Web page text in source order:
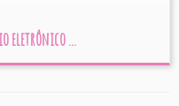
eletrônico ...